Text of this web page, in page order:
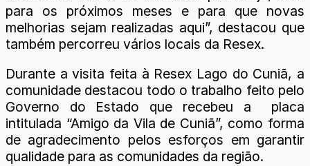
para os próximos meses e para que novas
melhorias sejam realizadas aqui”, destacou que
também percorreu vários locais da Resex.
Durante a visita feita à Resex Lago do Cuniã, a
comunidade destacou todo o trabalho feito pelo
Governo do Estado que recebeu a placa
intitulada “Amigo da Vila de Cuniã”, como forma
de agradecimento pelos esforços em garantir
qualidade para as comunidades da região.